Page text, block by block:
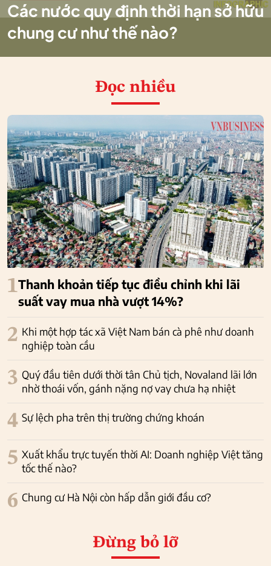
Các nước quy định thời hạn sở hữu
chung cư như thế nào?
Đọc nhiều
1Thanh khoản tiếp tục điều chỉnh khi lãi
suất vay mua nhà vượt 14%?
2 Khi một hợp tác xã Việt Nam bán cà phê như doanh
nghiệp toàn cầu
3 Quý đầu tiên dưới thời tân Chủ tịch, Novaland lãi lớn
nhờ thoái vốn, gánh nặng nợ vay chưa hạ nhiệt
4 Sự lệch pha trên thị trường chứng khoán
5 Xuất khẩu trực tuyến thời AI: Doanh nghiệp Việt tăng
tốc thế nào?
6 Chung cư Hà Nội còn hấp dẫn giới đầu cơ?
Đừng bỏ lỡ